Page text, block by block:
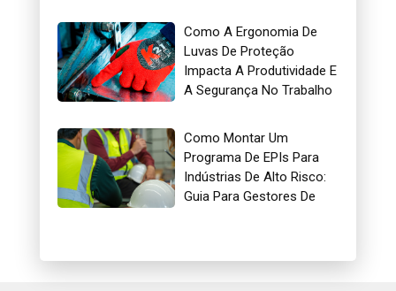
Como A Ergonomia De
Luvas De Proteção
Impacta A Produtividade E
A Segurança No Trabalho
Como Montar Um
Programa De EPIs Para
Indústrias De Alto Risco:
Guia Para Gestores De